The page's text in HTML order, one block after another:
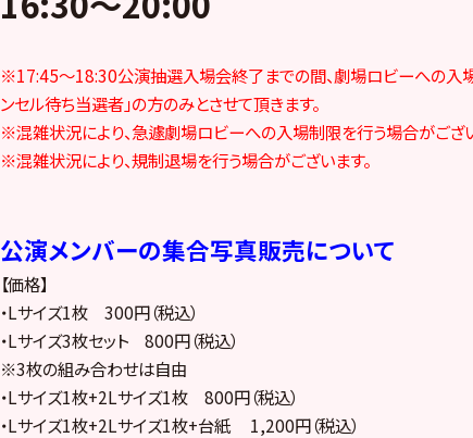
※17:45～18:30公演抽選入場会終了までの間、劇場ロビーへの入場
ンセル待ち当選者」の方のみとさせて頂きます。
※混雑状況により、急遽劇場ロビーへの入場制限を行う場合がござ
※混雑状況により、規制退場を行う場合がございます。
公演メンバーの集合写真販売について
【価格】
・Lサイズ1枚 300円（税込）
・Lサイズ3枚セット 800円（税込）
※3枚の組み合わせは自由
・Lサイズ1枚+2Lサイズ1枚 800円（税込）
・Lサイズ1枚+2Lサイズ1枚+台紙 1,200円（税込）